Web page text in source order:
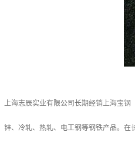
上海志辰实业有限公司长期经销上海宝
锌、冷轧、热轧、电工钢等钢铁产品。在